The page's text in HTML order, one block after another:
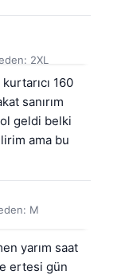
2XL
160
sanırım
geldi belki
ama bu
M
yarım saat
ertesi gün